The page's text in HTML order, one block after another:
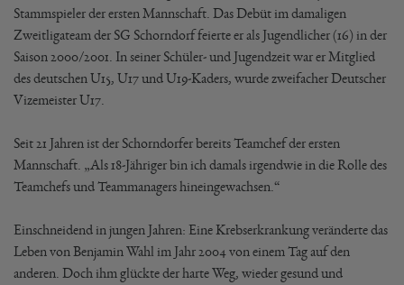
Stammspieler der ersten Mannschaft. Das Debüt im damaligen
Zweitligateam der SG Schorndorf feierte er als Jugendlicher (16) in der
Saison 2000/2001. In seiner Schüler- und Jugendzeit war er Mitglied
des deutschen U15, U17 und U19-Kaders, wurde zweifacher Deutscher
Vizemeister U17.
Seit 21 Jahren ist der Schorndorfer bereits Teamchef der ersten
Mannschaft. „Als 18-Jähriger bin ich damals irgendwie in die Rolle des
Teamchefs und Teammanagers hineingewachsen.“
Einschneidend in jungen Jahren: Eine Krebserkrankung veränderte das
Leben von Benjamin Wahl im Jahr 2004 von einem Tag auf den
anderen. Doch ihm glückte der harte Weg, wieder gesund und